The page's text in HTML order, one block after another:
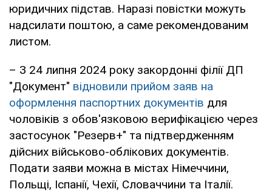
юридичних підстав. Наразі повістки можуть
надсилати поштою, а саме рекомендованим
листом.
– З 24 липня 2024 року закордонні філії ДП
"Документ" відновили прийом заяв на
оформлення паспортних документів для
чоловіків з обов'язковою верифікацією через
застосунок "Резерв+" та підтвердженням
дійсних військово-облікових документів.
Подати заяви можна в містах Німеччини,
Польщі, Іспанії, Чехії, Словаччини та Італії.